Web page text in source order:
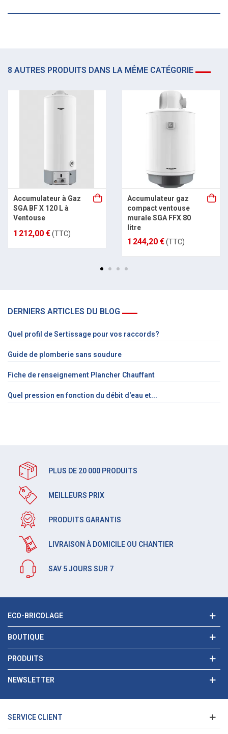
8 AUTRES PRODUITS DANS LA MÊME CATÉGORIE
Accumulateur à Gaz
SGA BF X 120 L à
Ventouse
1 212,00 €(TTC)
Accumulateur gaz
compact ventouse
murale SGA FFX 80
litre
1 244,20 €(TTC)
DERNIERS ARTICLES DU BLOG
Quel profil de Sertissage pour vos raccords?
Guide de plomberie sans soudure
Fiche de renseignement Plancher Chauffant
Quel pression en fonction du débit d'eau et...
PLUS DE 20 000 PRODUITS
MEILLEURS PRIX
PRODUITS GARANTIS
LIVRAISON À DOMICILE OU CHANTIER
SAV 5 JOURS SUR 7
ECO-BRICOLAGE
BOUTIQUE
PRODUITS
NEWSLETTER
SERVICE CLIENT